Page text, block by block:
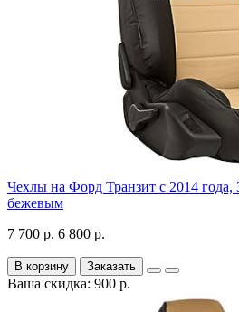
Чехлы на Форд Транзит с 2014 года,
бежевым
7 700 р. 6 800 р.
В корзину Заказать
Ваша скидка: 900 р.